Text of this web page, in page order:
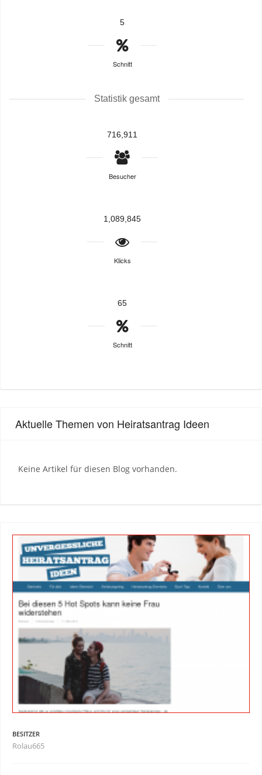
5
Schnitt
Statistik gesamt
716,911
Besucher
1,089,845
Klicks
65
Schnitt
Aktuelle Themen von Heiratsantrag Ideen
Keine Artikel für diesen Blog vorhanden.
BESITZER
Rolau665